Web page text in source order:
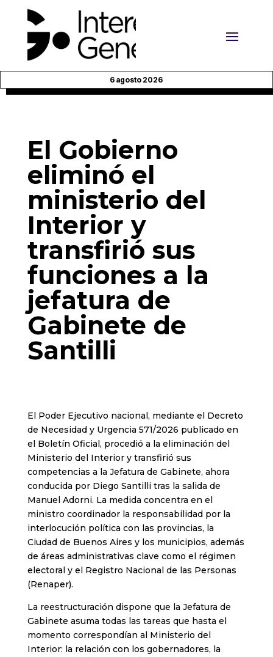
6 agosto 2026
El Gobierno
eliminó el
ministerio del
Interior y
transfirió sus
funciones a la
jefatura de
Gabinete de
Santilli
El Poder Ejecutivo nacional, mediante el Decreto
de Necesidad y Urgencia 571/2026 publicado en
el Boletín Oficial, procedió a la eliminación del
Ministerio del Interior y transfirió sus
competencias a la Jefatura de Gabinete, ahora
conducida por Diego Santilli tras la salida de
Manuel Adorni. La medida concentra en el
ministro coordinador la responsabilidad por la
interlocución política con las provincias, la
Ciudad de Buenos Aires y los municipios, además
de áreas administrativas clave como el régimen
electoral y el Registro Nacional de las Personas
(Renaper).
La reestructuración dispone que la Jefatura de
Gabinete asuma todas las tareas que hasta el
momento correspondían al Ministerio del
Interior: la relación con los gobernadores, la